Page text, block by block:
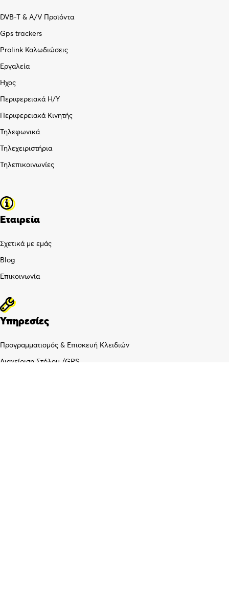
DVB-T & A/V Προϊόντα
Gps trackers
Prolink Καλωδιώσεις
Εργαλεία
Ήχος
Περιφερειακά Η/Υ
Περιφερειακά Κινητής
Τηλεφωνικά
Τηλεχειριστήρια
Τηλεπικοινωνίες
Εταιρεία
Σχετικά με εμάς
Blog
Επικοινωνία
Υπηρεσίες
Προγραμματισμός & Επισκευή Κλειδιών
Διαχείριση Στόλου /GPS